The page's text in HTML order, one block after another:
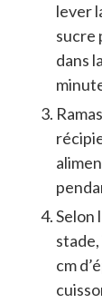
lever
sucre
dans
Selon
cm